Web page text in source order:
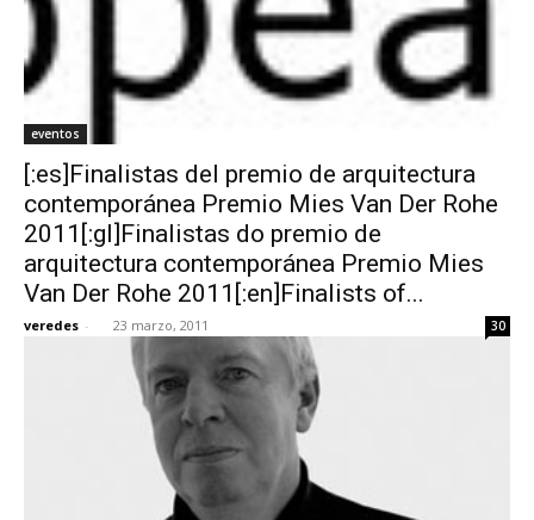
eventos
[:es]Finalistas del premio de arquitectura
contemporánea Premio Mies Van Der Rohe
2011[:gl]Finalistas do premio de
arquitectura contemporánea Premio Mies
Van Der Rohe 2011[:en]Finalists of...
veredes - 23 marzo, 2011 30